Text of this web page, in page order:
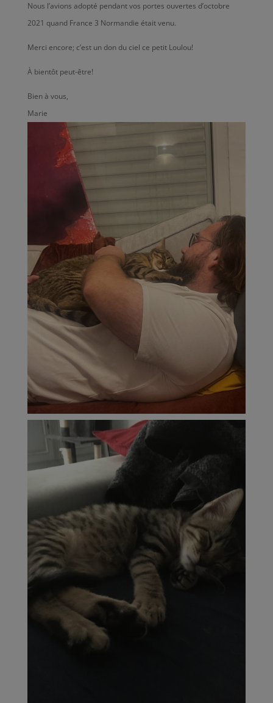
Nous l’avions adopté pendant vos portes ouvertes d’octobre
2021 quand France 3 Normandie était venu.
Merci encore; c’est un don du ciel ce petit Loulou!
À bientôt peut-être!
Bien à vous,
Marie